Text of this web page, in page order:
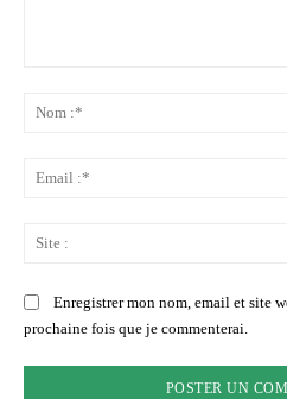
Enregistrer mon nom, email et site
prochaine fois que je commenterai.